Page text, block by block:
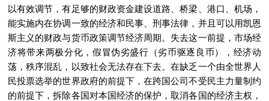
以有效调节，有足够的财政资金建设道路、桥梁、港口、机场，
能实施内在协调一致的经济和民事、刑事法律，并且可以用凯恩
斯主义的财政与货币政策调节经济周期。失去这一前提，市场经
济将带来两极分化，假冒伪劣盛行（劣币驱逐良币），经济动
荡，秩序混乱，以致社会无法存在下去。在缺乏一个由全世界人
民投票选举的世界政府的前提下，在跨国公司不受民主力量制约
的前提下，拆除各国对本国经济的保护，取消各国的经济主权，